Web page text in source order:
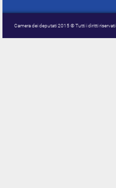
Camera dei deputati 2015 © Tutti i diritti riservati